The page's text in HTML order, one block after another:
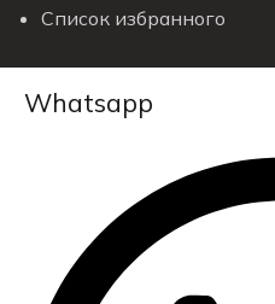
Список избранного
Whatsapp